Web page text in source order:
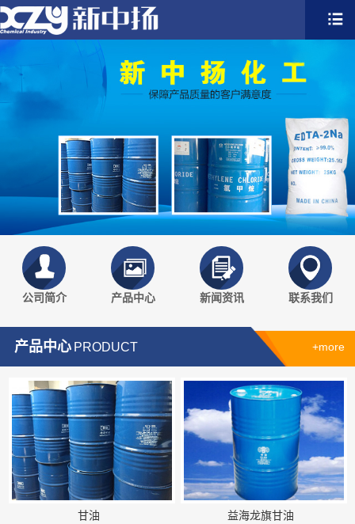
公司简介 产品中心 新闻资讯 联系我们
产品中心 PRODUCT +more
甘油 益海龙旗甘油